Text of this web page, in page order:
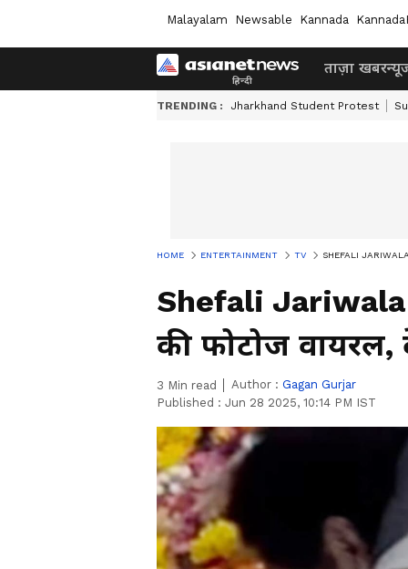
Malayalam Newsable Kannada
ताज़ा खबर
TRENDING : Jharkhand Student Protest
HOME ENTERTAINMENT TV SHEFALI JARIWALA
Shefali Jariwala
की फोटोज
3 Min read Author : Gagan Gurjar
Published : Jun 28 2025, 10:14 PM IST